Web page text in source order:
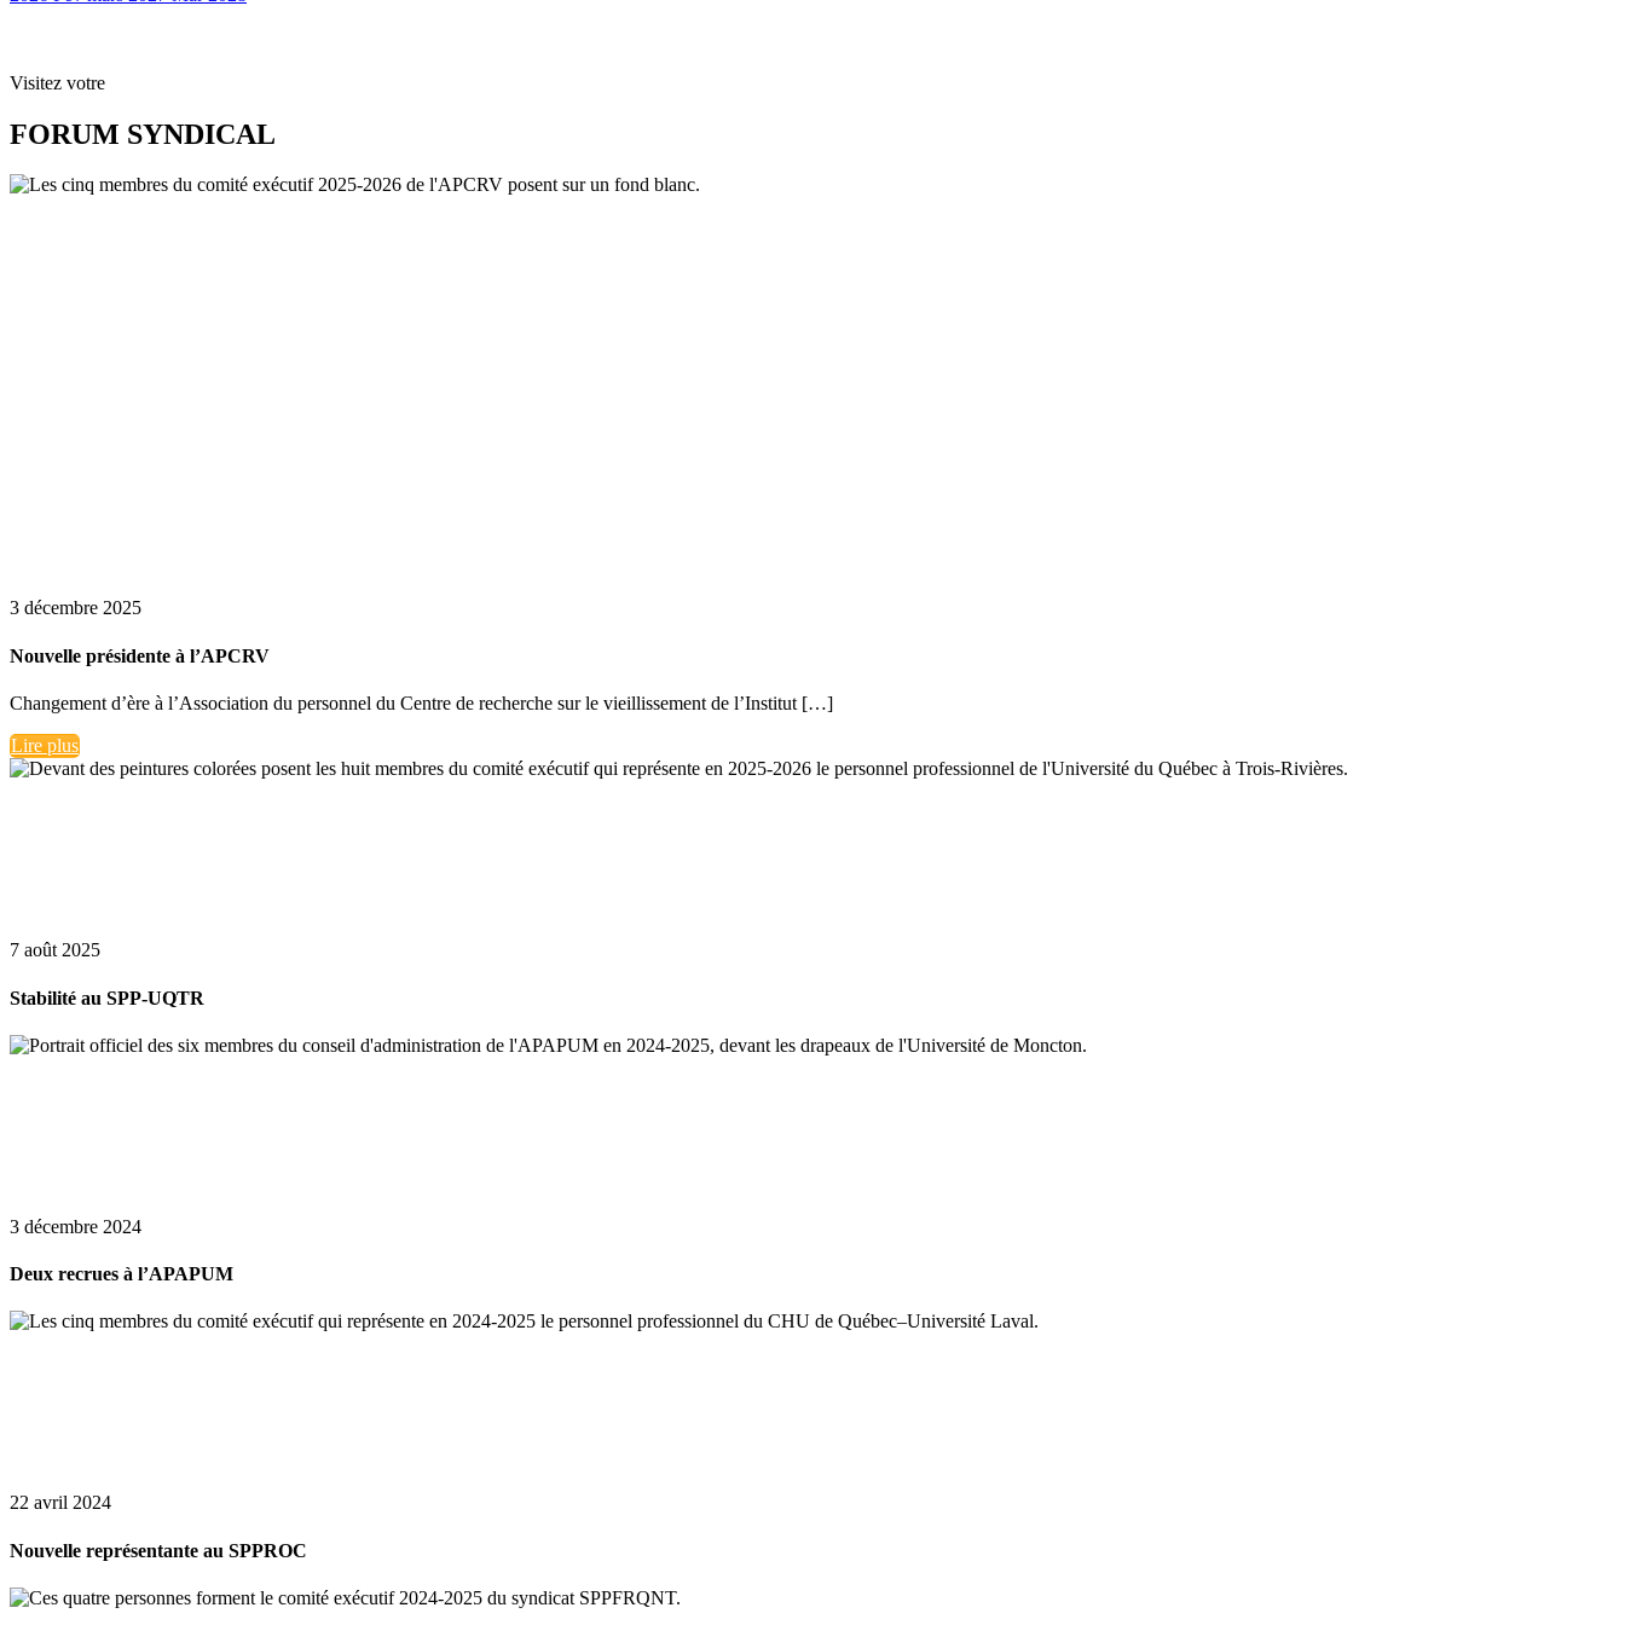
Visitez votre
FORUM SYNDICAL
3 décembre 2025
Nouvelle présidente à l’APCRV
Changement d’ère à l’Association du personnel du Centre de recherche sur le vieillissement de l’Institut […]
Lire plus
7 août 2025
Stabilité au SPP-UQTR
3 décembre 2024
Deux recrues à l’APAPUM
22 avril 2024
Nouvelle représentante au SPPROC